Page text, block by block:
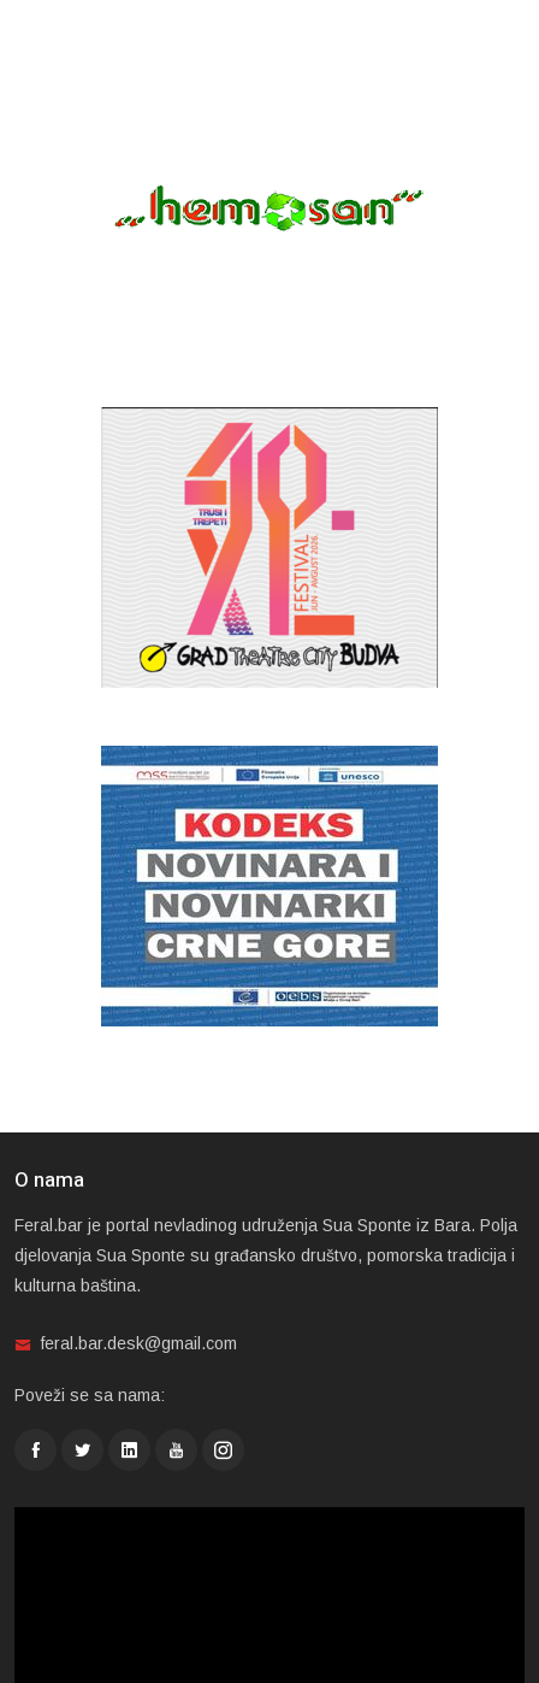
O nama
Feral.bar je portal nevladinog udruženja Sua Sponte iz Bara. Polja
djelovanja Sua Sponte su građansko društvo, pomorska tradicija i
kulturna baština.
feral.bar.desk@gmail.com
Poveži se sa nama: